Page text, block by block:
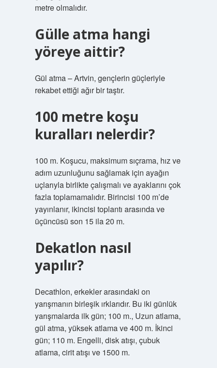
metre olmalıdır.
Gülle atma hangi
yöreye aittir?
Gül atma – Artvin, gençlerin güçleriyle
rekabet ettiği ağır bir taştır.
100 metre koşu
kuralları nelerdir?
100 m. Koşucu, maksimum sıçrama, hız ve
adım uzunluğunu sağlamak için ayağın
uçlarıyla birlikte çalışmalı ve ayaklarını çok
fazla toplamamalıdır. Birincisi 100 m’de
yayınlanır, ikincisi toplantı arasında ve
üçüncüsü son 15 ila 20 m.
Dekatlon nasıl
yapılır?
Decathlon, erkekler arasındaki on
yarışmanın birleşik ırklarıdır. Bu iki günlük
yarışmalarda ilk gün; 100 m., Uzun atlama,
gül atma, yüksek atlama ve 400 m. İkinci
gün; 110 m. Engelli, disk atışı, çubuk
atlama, cirit atışı ve 1500 m.